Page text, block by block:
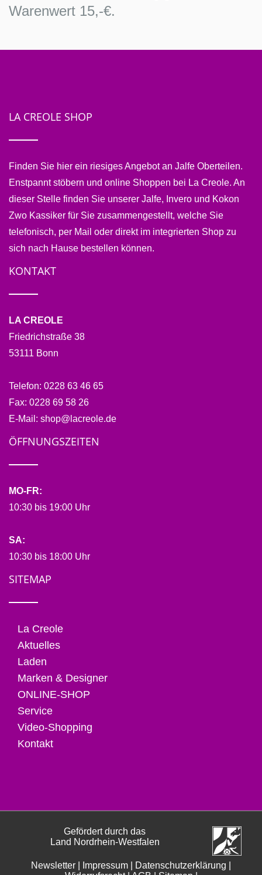
Warenwert 15,-€.
LA CREOLE SHOP
Finden Sie hier ein riesiges Angebot an Jalfe Oberteilen.
Enstpannt stöbern und online Shoppen bei La Creole. An
dieser Stelle finden Sie unserer Jalfe, Invero und Kokon
Zwo Kassiker für Sie zusammengestellt, welche Sie
telefonisch, per Mail oder direkt im integrierten Shop zu
sich nach Hause bestellen können.
KONTAKT
LA CREOLE
Friedrichstraße 38
53111 Bonn
Telefon: 0228 63 46 65
Fax: 0228 69 58 26
E-Mail: shop@lacreole.de
ÖFFNUNGSZEITEN
MO-FR:
10:30 bis 19:00 Uhr
SA:
10:30 bis 18:00 Uhr
SITEMAP
La Creole
Aktuelles
Laden
Marken & Designer
ONLINE-SHOP
Service
Video-Shopping
Kontakt
Newsletter Impressum Datenschutzerklärung
Gefördert durch das
Land Nordrhein-Westfalen